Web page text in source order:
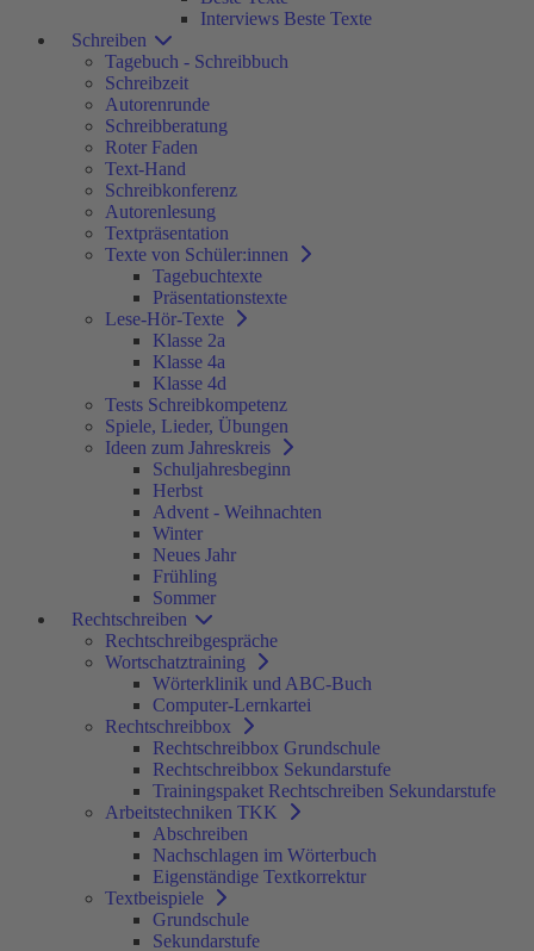
Interviews Beste Texte
Schreiben
Tagebuch - Schreibbuch
Schreibzeit
Autorenrunde
Schreibberatung
Roter Faden
Text-Hand
Schreibkonferenz
Autorenlesung
Textpräsentation
Texte von Schüler:innen
Tagebuchtexte
Präsentationstexte
Lese-Hör-Texte
Klasse 2a
Klasse 4a
Klasse 4d
Tests Schreibkompetenz
Spiele, Lieder, Übungen
Ideen zum Jahreskreis
Schuljahresbeginn
Herbst
Advent - Weihnachten
Winter
Neues Jahr
Frühling
Sommer
Rechtschreiben
Rechtschreibgespräche
Wortschatztraining
Wörterklinik und ABC-Buch
Computer-Lernkartei
Rechtschreibbox
Rechtschreibbox Grundschule
Rechtschreibbox Sekundarstufe
Trainingspaket Rechtschreiben Sekundarstufe
Arbeitstechniken TKK
Abschreiben
Nachschlagen im Wörterbuch
Eigenständige Textkorrektur
Textbeispiele
Grundschule
Sekundarstufe